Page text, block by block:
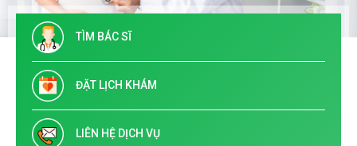
TÌM BÁC SĨ
ĐẶT LỊCH KHÁM
LIÊN HỆ DỊCH VỤ